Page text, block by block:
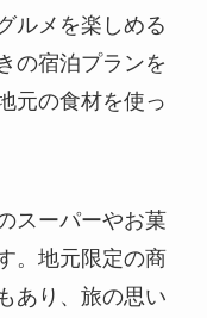
ルメを楽しめる
の宿泊プランを
元の食材を使っ
スーパーやお菓
。地元限定の商
あり、旅の思い